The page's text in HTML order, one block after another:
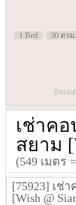
1 Bed 30 ตรม.
อัพเด
เช่าค
สยาม
(549 เมตร
[75923] เช่
[Wish @